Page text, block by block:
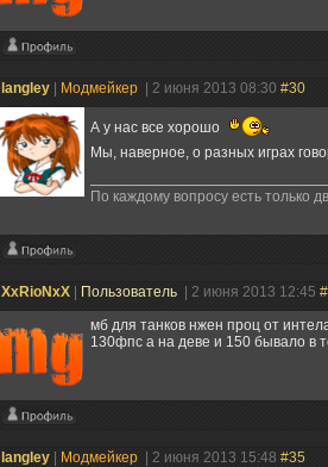
langley Модмейкер | 2 июня 2013 08:30 #30
А у нас все хорошо
Мы, наверное, о разных играх
По каждому вопросу есть только
XxRioNxX Пользователь | 2 июня 2013 12:45
мб для танков нжен проц от
130фпс а на деве и 150 бывало в
langley Модмейкер | 2 июня 2013 15:48 #35